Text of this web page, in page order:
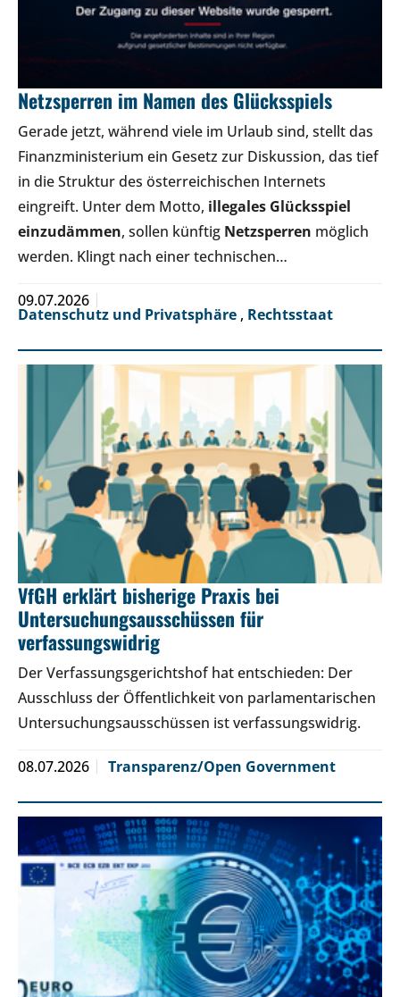
Netzsperren im Namen des Glücksspiels
Gerade jetzt, während viele im Urlaub sind, stellt das
Finanzministerium ein Gesetz zur Diskussion, das tief
in die Struktur des österreichischen Internets
eingreift. Unter dem Motto, illegales Glücksspiel
einzudämmen, sollen künftig Netzsperren möglich
werden. Klingt nach einer technischen…
09.07.2026
Datenschutz und Privatsphäre , Rechtsstaat
VfGH erklärt bisherige Praxis bei
Untersuchungsausschüssen für
verfassungswidrig
Der Verfassungsgerichtshof hat entschieden: Der
Ausschluss der Öffentlichkeit von parlamentarischen
Untersuchungsausschüssen ist verfassungswidrig.
08.07.2026 Transparenz/Open Government